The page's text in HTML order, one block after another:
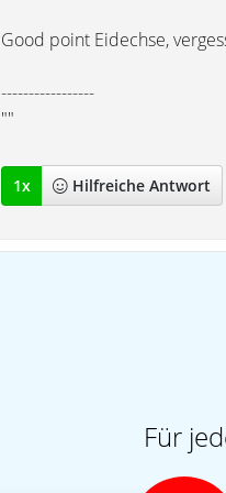
Good point Eidechse,
-----------------
""
1x Hilfreiche Antwort
Für